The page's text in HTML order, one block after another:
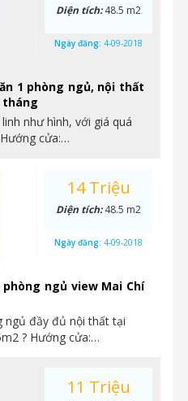
1 phòng ngủ, nội thất
tháng
như hình, với giá quá
cửa:…
Diện tích:48.5 m2
Ngày đăng: 4-09-2018
ngủ view Mai Chí
ngủ đầy đủ nội thất tại
? Hướng cửa:…
14 Triệu
Diện tích:48.5 m2
Ngày đăng: 4-09-2018
11 Triệu